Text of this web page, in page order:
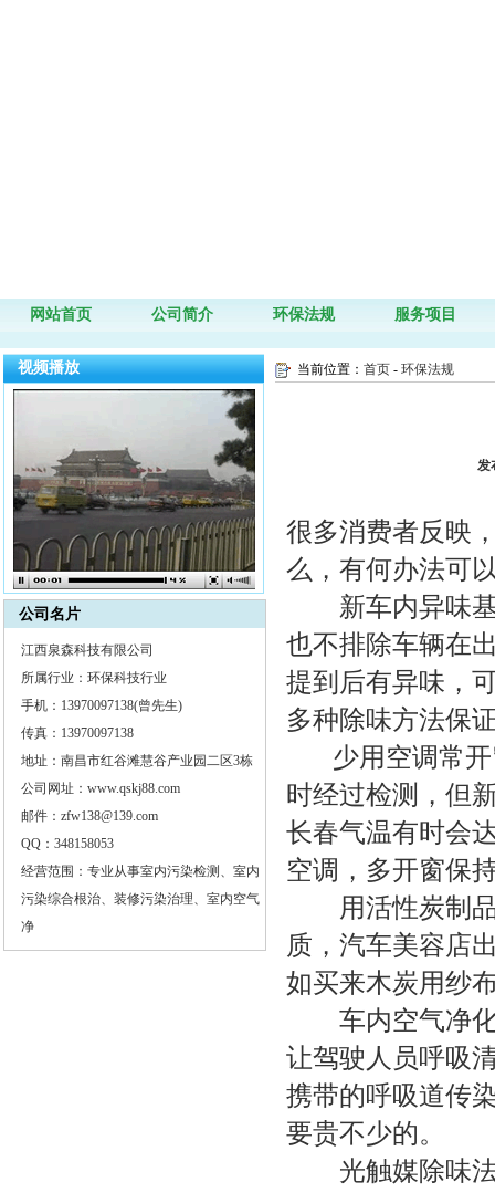
网站首页 公司简介 环保法规 服务项目
视频播放
公司名片
江西泉森科技有限公司
所属行业：环保科技行业
手机：13970097138(曾先生)
传真：13970097138
地址：南昌市红谷滩慧谷产业园二区3栋
公司网址：www.qskj88.com
邮件：zfw138@139.com
QQ：348158053
经营范围：专业从事室内污染检测、室内
污染综合根治、装修污染治理、室内空气
净
当前位置： 首页 - 环保法规
发
很多消费者反映
么，有何办法可
新车内异味基
也不排除车辆在
提到后有异味，
多种除味方法保
少用空调常开
时经过检测，但
长春气温有时会
空调，多开窗保
用活性炭制
质 ，汽车美容店
如买来木炭用纱
车内空气净
让驾驶人员呼吸
携带的呼吸道传
要贵不少的。
光触媒除味